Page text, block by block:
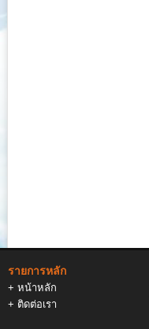
รายการหลัก
+ หน้าหลัก
+ ติดต่อเรา